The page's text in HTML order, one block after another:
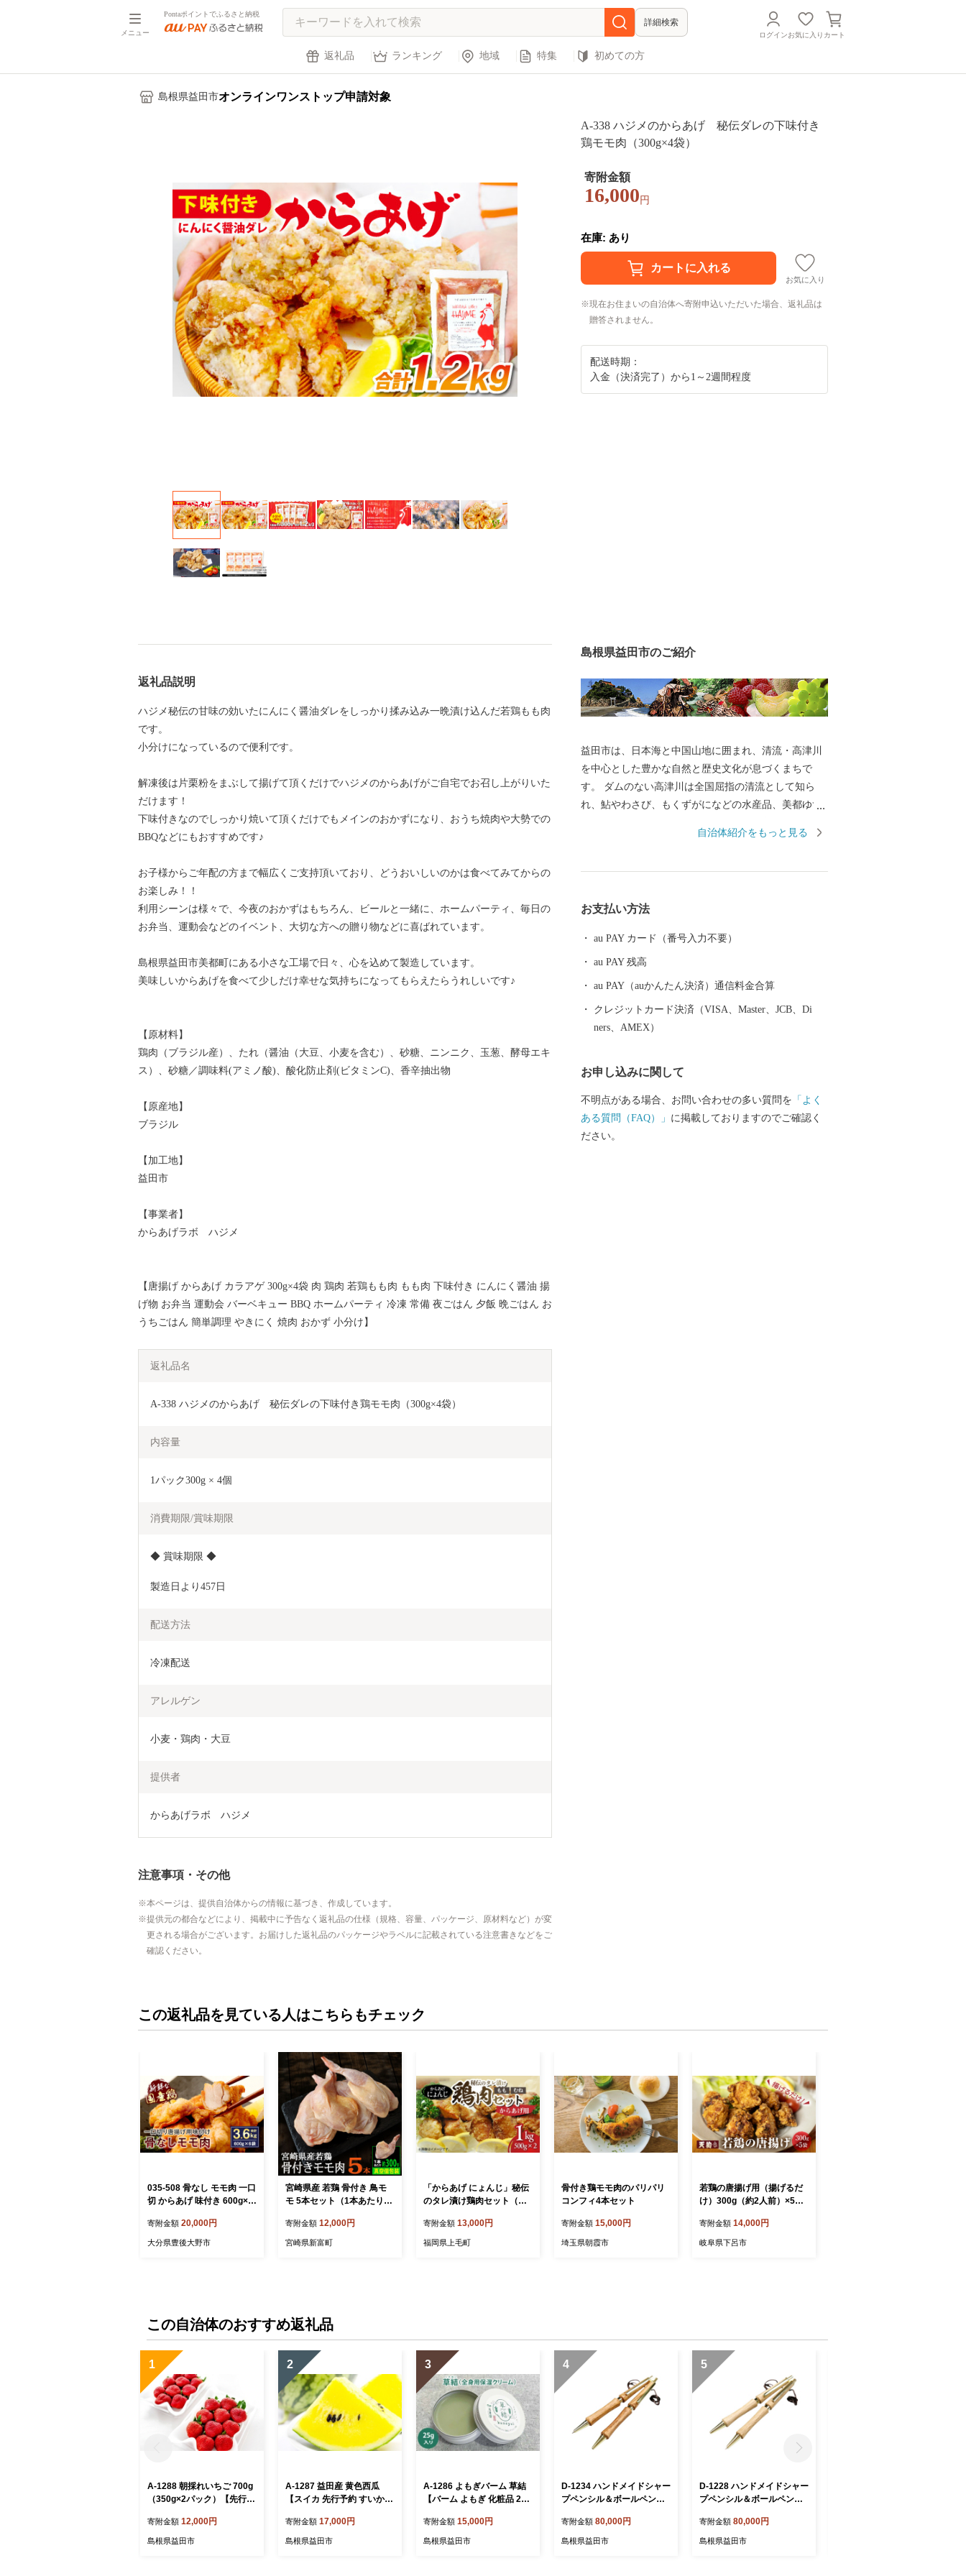
メニュー
Pontaポイントでふるさと納税
詳細検索
ログインお気に入り カート
返礼品 ランキング 地域 特集 初めての方
島根県益田市オンラインワンストップ申請対象
A-338 ハジメのからあげ 秘伝ダレの下味付き
鶏モモ肉（300g×4袋）
寄附金額
16,000 円
在庫: あり
お気に入り
現在お住まいの自治体へ寄附申込いただいた場合、返礼品は
贈答されません。
配送時期：
入金（決済完了）から1～2週間程度
返礼品説明
ハジメ秘伝の甘味の効いたにんにく醤油ダレをしっかり揉み込み一晩漬け込んだ若鶏もも肉
です。
小分けになっているので便利です。
解凍後は片栗粉をまぶして揚げて頂くだけでハジメのからあげがご自宅でお召し上がりいた
だけます！
下味付きなのでしっかり焼いて頂くだけでもメインのおかずになり、おうち焼肉や大勢での
BBQなどにもおすすめです♪
お子様からご年配の方まで幅広くご支持頂いており、どうおいしいのかは食べてみてからの
お楽しみ！！
利用シーンは様々で、今夜のおかずはもちろん、ビールと一緒に、ホームパーティ、毎日の
お弁当、運動会などのイベント、大切な方への贈り物などに喜ばれています。
島根県益田市美都町にある小さな工場で日々、心を込めて製造しています。
美味しいからあげを食べて少しだけ幸せな気持ちになってもらえたらうれしいです♪
【原材料】
鶏肉（ブラジル産）、たれ（醤油（大豆、小麦を含む）、砂糖、ニンニク、玉葱、酵母エキ
ス）、砂糖／調味料(アミノ酸)、酸化防止剤(ビタミンC)、香辛抽出物
【原産地】
ブラジル
【加工地】
益田市
【事業者】
からあげラボ ハジメ
【唐揚げ からあげ カラアゲ 300g×4袋 肉 鶏肉 若鶏もも肉 もも肉 下味付き にんにく醤油 揚
げ物 お弁当 運動会 バーベキュー BBQ ホームパーティ 冷凍 常備 夜ごはん 夕飯 晩ごはん お
うちごはん 簡単調理 やきにく 焼肉 おかず 小分け】
返礼品名
A-338 ハジメのからあげ　秘伝ダレの下味付き鶏モモ肉（300g×4袋）
内容量
1パック300g × 4個
消費期限/賞味期限
◆ 賞味期限 ◆
製造日より457日
配送方法
冷凍配送
アレルゲン
小麦・鶏肉・大豆
提供者
からあげラボ　ハジメ
注意事項・その他
本ページは、提供自治体からの情報に基づき、作成しています。
提供元の都合などにより、掲載中に予告なく返礼品の仕様（規格、容量、パッケージ、原材料など）が変
更される場合がございます。お届けした返礼品のパッケージやラベルに記載されている注意書きなどをご
確認ください。
島根県益田市のご紹介
益田市は、日本海と中国山地に囲まれ、清流・高津川
を中心とした豊かな自然と歴史文化が息づくまちで
す。 ダムのない高津川は全国屈指の清流として知ら
れ、鮎やわさび、もくずがになどの水産品、美都ゆず
す。 市内には画聖「雪舟」が手がけた庭園や歌聖「柿
あり、人口減少という課題に向き合いながら、“ひとづ
くり”によるまちづくりを進めています。 ふるさと納
してください。
自治体紹介をもっと見る
お支払い方法
au PAY カード（番号入力不要）
au PAY 残高
au PAY（auかんたん決済）通信料金合算
クレジットカード決済（VISA、Master、JCB、Di
ners、AMEX）
お申し込みに関して
不明点がある場合、お問い合わせの多い質問を 「よく
ある質問（FAQ）」 に掲載しておりますのでご確認く
ださい。
この返礼品を見ている人はこちらもチェック
035-508 骨なし モモ肉 一口
切 からあげ 味付き 600g×6
寄附金額 20,000円
大分県豊後大野市
宮崎県産 若鶏 骨付き 鳥モ
モ 5本セット（1本あたり30
寄附金額 12,000円
宮崎県新富町
「からあげ にょんじ」秘伝
のタレ漬け鶏肉セット（か
むね肉500g） NYJ0506
寄附金額 13,000円
福岡県上毛町
骨付き鶏モモ肉のパリパリ
コンフィ4本セット
寄附金額 15,000円
埼玉県朝霞市
若鶏の唐揚げ用（揚げるだ
け）300g（約2人前）×5袋
らあげ から揚げ 味付き 天
狗
寄附金額 14,000円
岐阜県下呂市
この自治体のおすすめ返礼品
1
A-1288 朝採れいちご 700g
（350g×2パック）【先行予
イチゴ 700g 2パック 朝採れ
新鮮 ジューシー 冷蔵 期間
寄附金額 12,000円
島根県益田市
2
A-1287 益田産 黄色西瓜
【スイカ 先行予約 すいか
節限定 果物 くだもの フル
ーツ 黄色西瓜 羅皇 1玉】
寄附金額 17,000円
島根県益田市
3
A-1286 よもぎバーム 草結
【バーム よもぎ 化粧品 25g
保湿 全身 全身保湿バーム
ヘアケア ハンドクリーム マ
寄附金額 15,000円
島根県益田市
4
D-1234 ハンドメイドシャー
プペンシル＆ボールペン
ン） 2本セット ［金属部
分：ゴールド］
寄附金額 80,000円
島根県益田市
5
D-1228 ハンドメイドシャー
プペンシル＆ボールペン
ット ［金属部分：ゴール
ド］
寄附金額 80,000円
島根県益田市